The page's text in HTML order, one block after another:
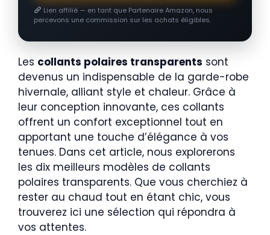
Lien affilié — en tant que Partenaire Amazon, nous
percevons une commission sur les achats éligibles.
Les collants polaires transparents sont
devenus un indispensable de la garde-robe
hivernale, alliant style et chaleur. Grâce à
leur conception innovante, ces collants
offrent un confort exceptionnel tout en
apportant une touche d’élégance à vos
tenues. Dans cet article, nous explorerons
les dix meilleurs modèles de collants
polaires transparents. Que vous cherchiez à
rester au chaud tout en étant chic, vous
trouverez ici une sélection qui répondra à
vos attentes.